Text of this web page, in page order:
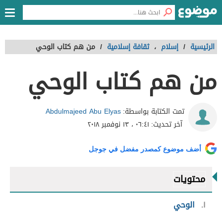
الرئيسية / إسلام ، ثقافة إسلامية / من هم كتاب الوحي
من هم كتاب الوحي
تمت الكتابة بواسطة:Abdulmajeed Abu Elyas
آخر تحديث: ٠٦:٤١ ، ١٣ نوفمبر ٢٠١٨
أضف موضوع كمصدر مفضل في جوجل
محتويات
١
الوحي